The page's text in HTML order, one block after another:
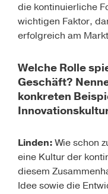
die kontinuierliche
wichtigen Faktor,
erfolgreich am
Welche Rolle
Geschäft?
konkreten
Linden:Wie schon
eine Kultur der
diesem
Idee sowie die